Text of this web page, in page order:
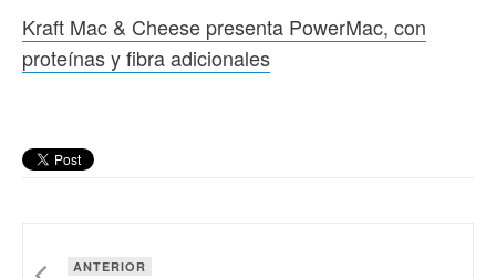
Kraft Mac & Cheese presenta PowerMac, con
proteínas y fibra adicionales
ANTERIOR